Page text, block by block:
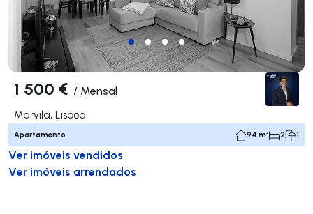
1 500 € / Mensal
Marvila, Lisboa
Apartamento 94 m² 2 1
Ver imóveis vendidos
Ver imóveis arrendados